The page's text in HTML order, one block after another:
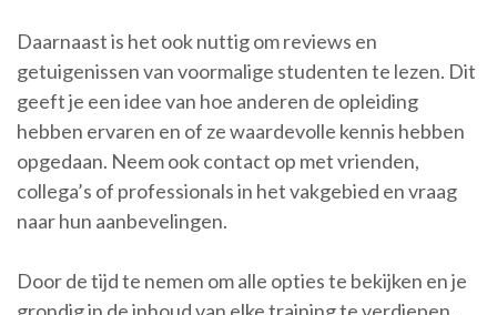
Daarnaast is het ook nuttig om reviews en
getuigenissen van voormalige studenten te lezen. Dit
geeft je een idee van hoe anderen de opleiding
hebben ervaren en of ze waardevolle kennis hebben
opgedaan. Neem ook contact op met vrienden,
collega’s of professionals in het vakgebied en vraag
naar hun aanbevelingen.
Door de tijd te nemen om alle opties te bekijken en je